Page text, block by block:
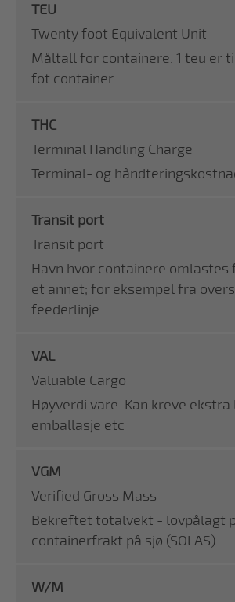
TEU
Twenty foot Equivalent Unit
Måltall for containere. 1 teu er
fot container
THC
Terminal Handling Charge
Terminal- og
Transit port
Transit port
Havn hvor containere
et annet; for eksempel fra
feederlinje.
VAL
Valuable Cargo
Høyverdi vare. Kan kreve
emballasje etc
VGM
Verified Gross Mass
Bekreftet totalvekt - lovpålagt
containerfrakt på sjø (SOLAS)
W/M